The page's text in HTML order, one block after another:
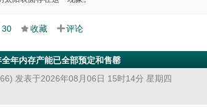
30 收藏 评论
年内存产能已全部预定和售罄
发表于2026年08月06日 15时14分 星期四